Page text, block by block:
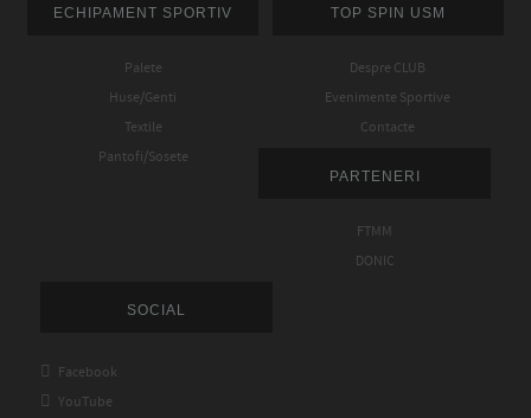
ECHIPAMENT SPORTIV
Palete
Huse/Genti
Textile
Pantofi/Sosete
TOP SPIN USM
Despre CLUB
Evenimente Sportive
Contacte
PARTENERI
FTMM
DONIC
SOCIAL
 Facebook
 YouTube